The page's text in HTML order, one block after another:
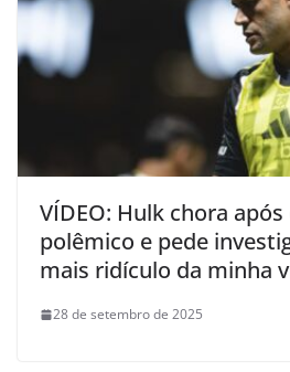
VÍDEO: Hulk chora
polêmico e pede
mais ridículo da minha
28 de setembro de 2025